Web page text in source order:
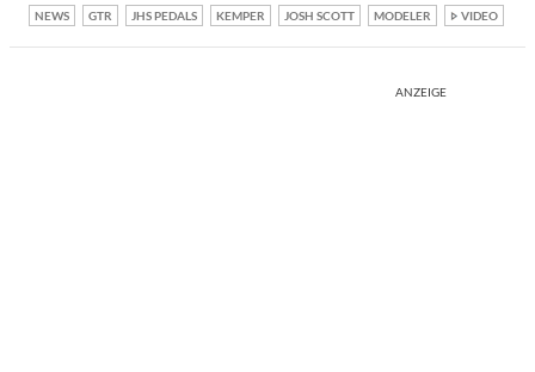
NEWS GTR JHS PEDALS KEMPER JOSH SCOTT MODELER VIDEO
ANZEIGE